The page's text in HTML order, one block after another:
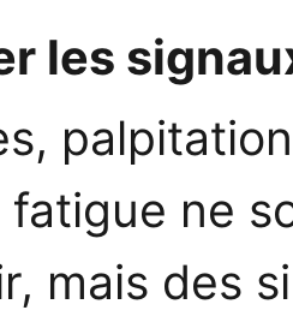
les
fatigue ne
mais des